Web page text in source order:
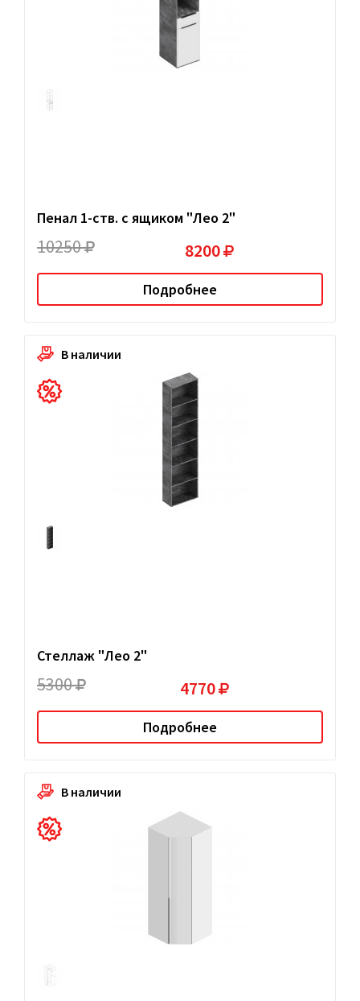
Пенал 1-ств. с ящиком "Лео 2"
10250 8200
Подробнее
В наличии
Стеллаж "Лео 2"
5300 4770
Подробнее
В наличии